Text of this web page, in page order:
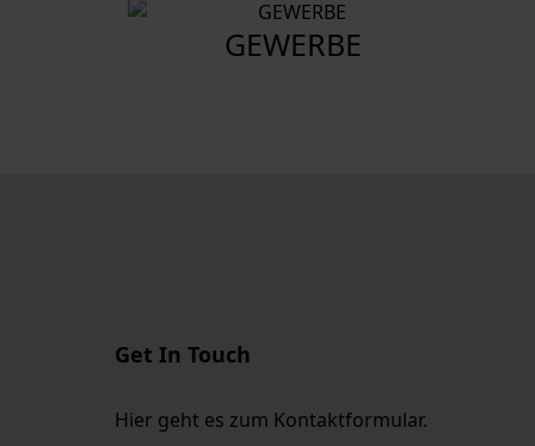
GEWERBE
Get In Touch
Hier geht es zum Kontaktformular.